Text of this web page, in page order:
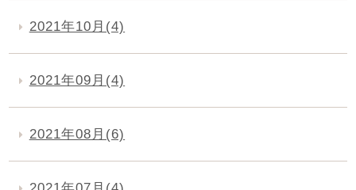
2021年10月(4)
2021年09月(4)
2021年08月(6)